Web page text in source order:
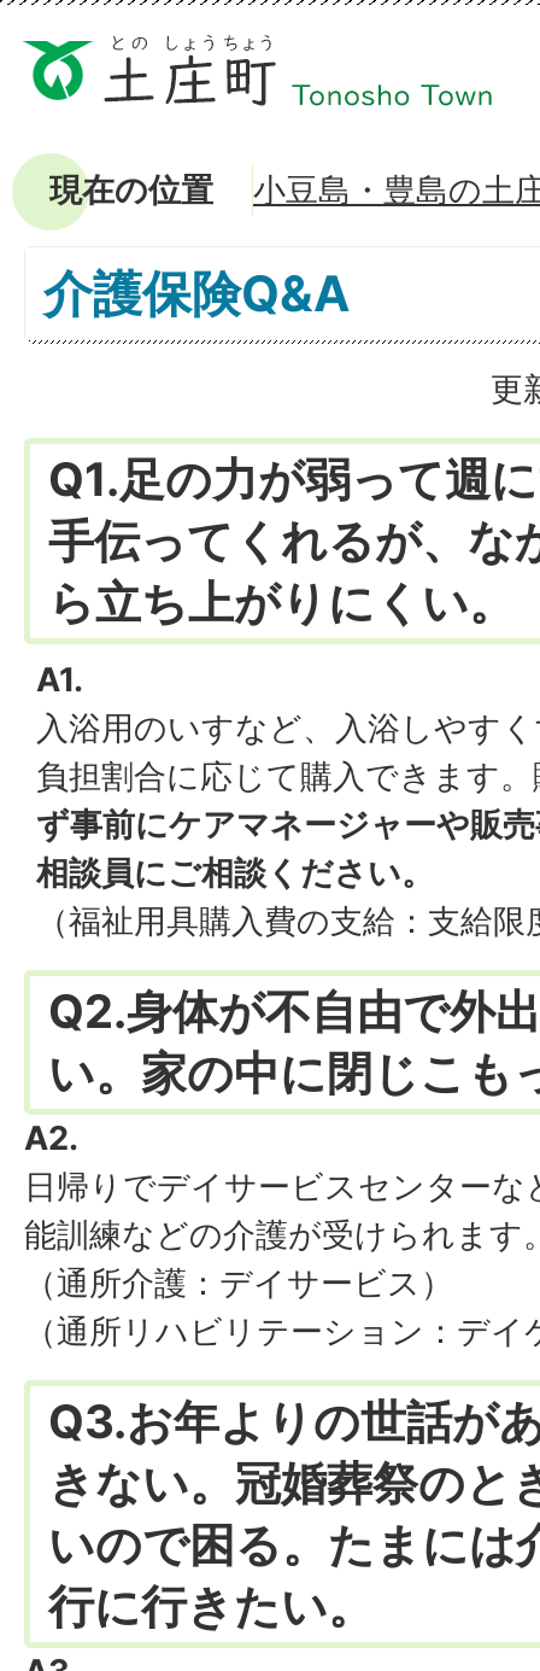
現在の位置 小豆島・豊島の土
介護保険Q&A
更
Q1.足の力が弱って週
手伝ってくれるが、な
ら立ち上がりにくい。
A1.
入浴用のいすなど、入浴しやす
負担割合に応じて購入できます
ず事前にケアマネージャーや販
相談員にご相談ください。
（福祉用具購入費の支給：支給
Q2.身体が不自由で外
い。家の中に閉じこも
A2.
日帰りでデイサービスセンターな
能訓練などの介護が受けられます
（通所介護：デイサービス）
（通所リハビリテーション：デイ
Q3.お年よりの世話が
きない。冠婚葬祭のと
いので困る。たまには
行に行きたい。